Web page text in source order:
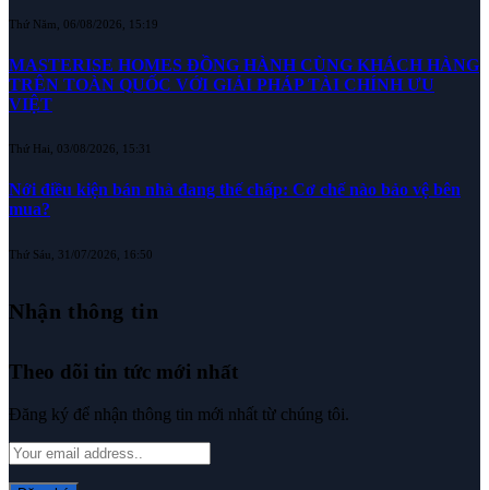
Thứ Năm, 06/08/2026, 15:19
MASTERISE HOMES ĐỒNG HÀNH CÙNG KHÁCH HÀNG
TRÊN TOÀN QUỐC VỚI GIẢI PHÁP TÀI CHÍNH ƯU
VIỆT
Thứ Hai, 03/08/2026, 15:31
Nới điều kiện bán nhà đang thế chấp: Cơ chế nào bảo vệ bên
mua?
Thứ Sáu, 31/07/2026, 16:50
Nhận thông tin
Theo dõi tin tức mới nhất
Đăng ký để nhận thông tin mới nhất từ chúng tôi.